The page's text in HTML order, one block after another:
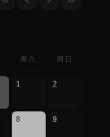
周六 周日
1 2
8 9